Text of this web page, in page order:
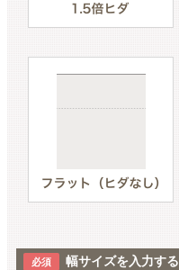
幅サイズを入力する